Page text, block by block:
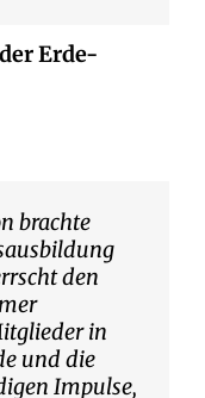
Erde-
brachte
den
in
und die
Impulse,